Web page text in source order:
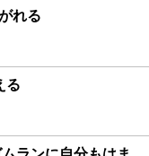
れる
る